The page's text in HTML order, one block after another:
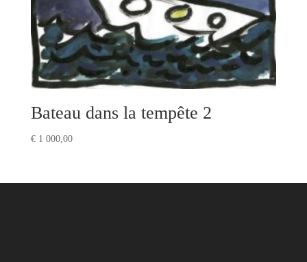
Bateau dans la tempête 2
€1 000,00